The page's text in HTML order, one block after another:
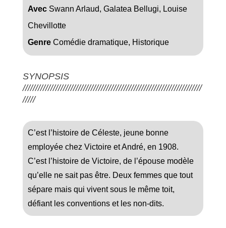
AvecSwann Arlaud, Galatea Bellugi, Louise
Chevillotte
GenreComédie dramatique, Historique
SYNOPSIS
///////////////////////////////////////////////////////////////////////
/////
C’est l’histoire de Céleste, jeune bonne
employée chez Victoire et André, en 1908.
C’est l’histoire de Victoire, de l’épouse modèle
qu’elle ne sait pas être. Deux femmes que tout
sépare mais qui vivent sous le même toit,
défiant les conventions et les non-dits.